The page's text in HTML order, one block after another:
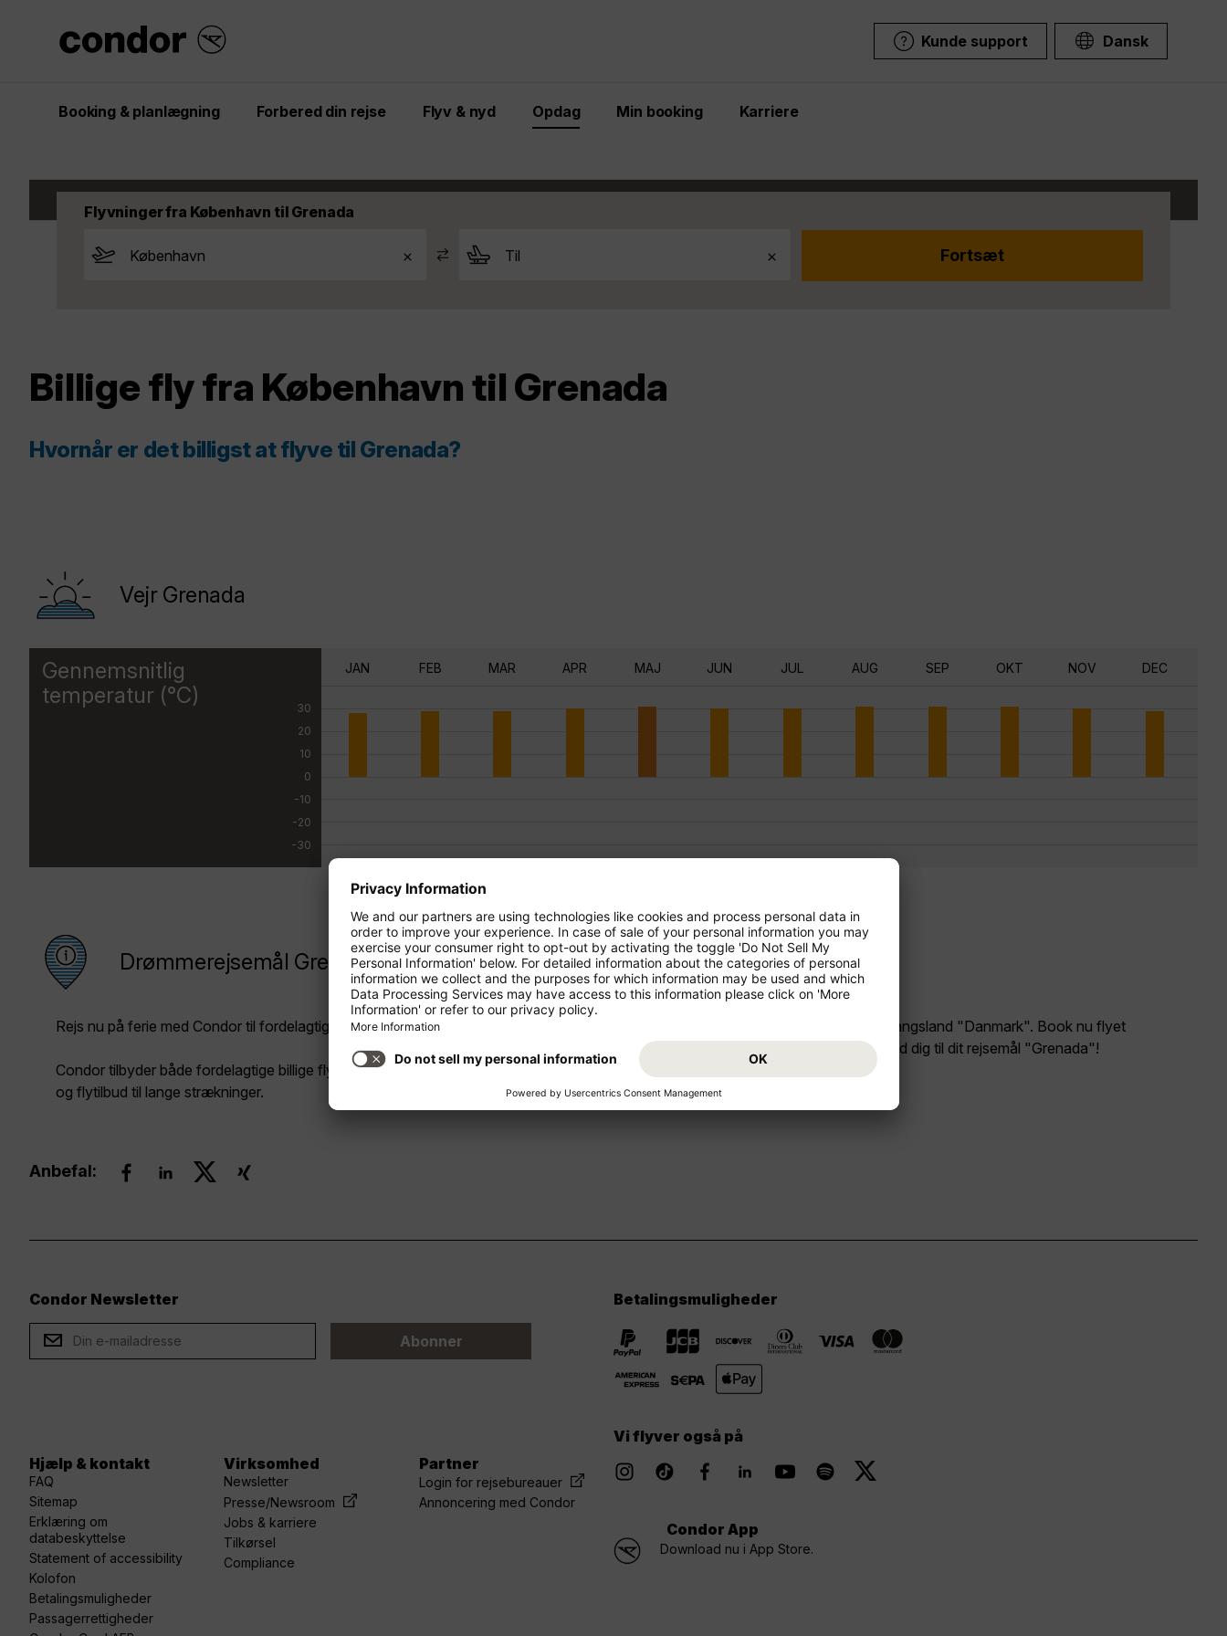
Kunde support Dansk
Booking & planlægning Forbered din rejse Flyv & nyd Opdag Min booking Karriere
Flyvninger fra København til Grenada
Billige fly fra København til Grenada
Hvornår er det billigst at flyve til Grenada?
Vejr Grenada
Gennemsnitlig
temperatur (°C)
30
20
10
0
-10
-20
-30
JAN FEB MAR APR MAJ JUN JUL AUG SEP OKT NOV DEC
Drømmerejsemål Grenada
Rejs nu på ferie med Condor til fordelagtige priser!
Condor tilbyder både fordelagtige billige fly til korte og mellemlange strækninger
og flytilbud til lange strækninger.
Start din ferie billigt og behageligt fra dit afgangsland "Danmark". Book nu flyet
København (CPH) - Grenada (GND) og glæd dig til dit rejsemål "Grenada"!
Anbefal:
Condor Newsletter
Abonner
Betalingsmuligheder
Hjælp & kontakt
FAQ
Sitemap
Erklæring om
databeskyttelse
Statement of accessibility
Kolofon
Betalingsmuligheder
Passagerrettigheder
Virksomhed
Newsletter
Presse/Newsroom
Jobs & karriere
Tilkørsel
Compliance
Partner
Login for rejsebureauer
Annoncering med Condor
Vi flyver også på
Condor App
Download nu i App Store.